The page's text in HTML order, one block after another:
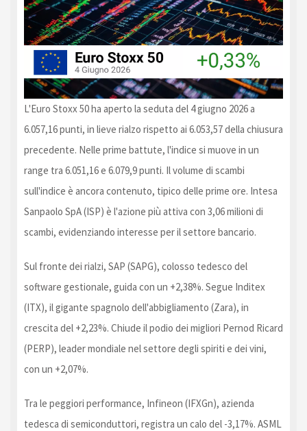
L'Euro Stoxx 50 ha aperto la seduta del 4 giugno 2026 a
6.057,16 punti, in lieve rialzo rispetto ai 6.053,57 della chiusura
precedente. Nelle prime battute, l'indice si muove in un
range tra 6.051,16 e 6.079,9 punti. Il volume di scambi
sull'indice è ancora contenuto, tipico delle prime ore. Intesa
Sanpaolo SpA (ISP) è l'azione più attiva con 3,06 milioni di
scambi, evidenziando interesse per il settore bancario.
Sul fronte dei rialzi, SAP (SAPG), colosso tedesco del
software gestionale, guida con un +2,38%. Segue Inditex
(ITX), il gigante spagnolo dell'abbigliamento (Zara), in
crescita del +2,23%. Chiude il podio dei migliori Pernod Ricard
(PERP), leader mondiale nel settore degli spiriti e dei vini,
con un +2,07%.
Tra le peggiori performance, Infineon (IFXGn), azienda
tedesca di semiconduttori, registra un calo del -3,17%. ASML